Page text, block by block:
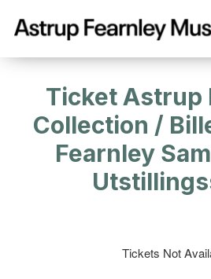
Ticket Astrup
Collection /
Fearnley
Tickets Not